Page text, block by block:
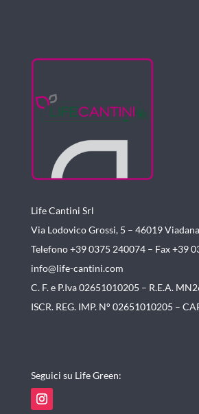
Life Cantini Srl
Via Lodovico Grossi, 5 – 46019
Telefono +39 0375 240074 – Fax +39
info@life-cantini.com
C. F. e P.Iva 02651010205 – R.E.A.
ISCR. REG. IMP. N° 02651010205 –
Seguici su Life Green: